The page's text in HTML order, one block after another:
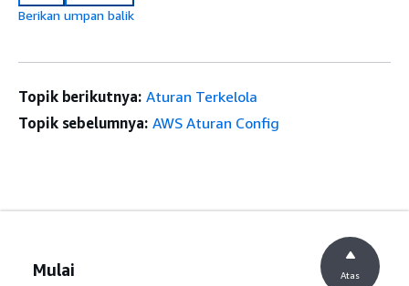
Berikan umpan balik
Topik berikutnya: Aturan Terkelola
Topik sebelumnya: AWS Aturan Config
Mulai Atas